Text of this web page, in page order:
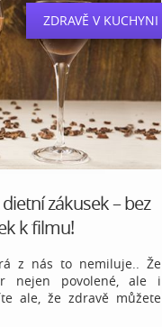
ZDRAVĚ V KUCHYNI
zákusek – bez
k filmu!
z nás to nemiluje.. Že
nejen povolené, ale i
ale, že zdravě můžete